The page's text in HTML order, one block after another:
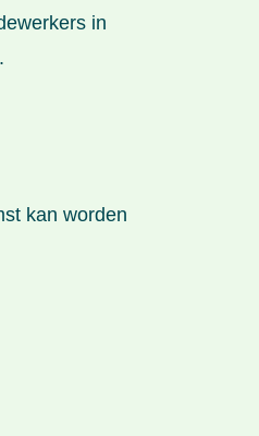
in
kan worden